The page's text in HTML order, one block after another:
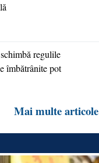
regulile
îmbătrânite pot
Mai multe articole